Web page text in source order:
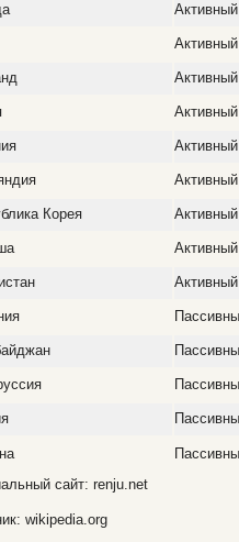
Корея
сайт: renju.net
wikipedia.org